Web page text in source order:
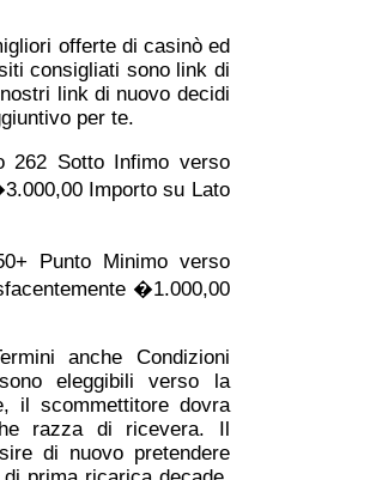
offerte di casinò ed
consigliati sono link di
link di nuovo decidi
per te.
262 Sotto Infimo verso
Importo su Lato
Punto Minimo verso
�1.000,00
anche Condizioni
eleggibili verso la
il scommettitore dovra
razza di ricevera. Il
di nuovo pretendere